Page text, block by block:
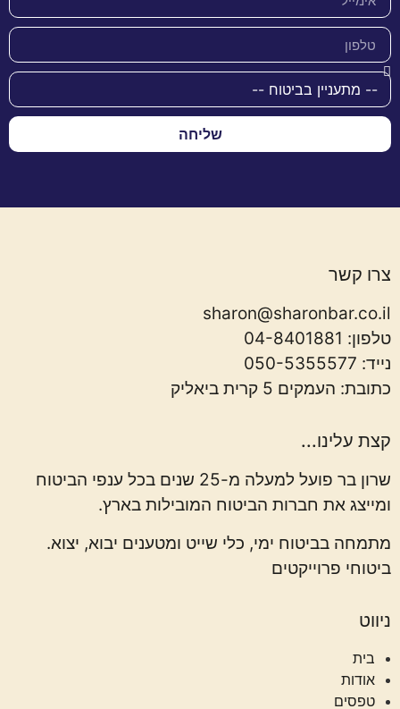
שליחה
צרו קשר
sharon@sharonbar.co.il
טלפון: 04-8401881
נייד: 050-5355577
כתובת: העמקים 5 קרית ביאליק
קצת עלינו...
שרון בר פועל למעלה מ-25 שנים בכל ענפי הביטוח
ומייצג את חברות הביטוח המובילות בארץ.
מתמחה בביטוח ימי, כלי שייט ומטענים יבוא, יצוא.
ביטוחי פרוייקטים
ניווט
בית
אודות
טפסים